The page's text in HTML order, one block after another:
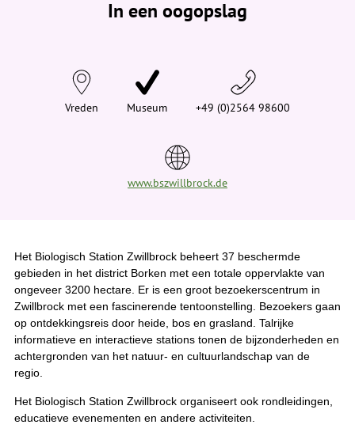
e
h
e
In een oogopslag
Vreden Museum +49 (0)2564 98600
www.bszwillbrock.de
Het Biologisch Station Zwillbrock beheert 37 beschermde
gebieden in het district Borken met een totale oppervlakte van
ongeveer 3200 hectare. Er is een groot bezoekerscentrum in
Zwillbrock met een fascinerende tentoonstelling. Bezoekers gaan
op ontdekkingsreis door heide, bos en grasland. Talrijke
informatieve en interactieve stations tonen de bijzonderheden en
achtergronden van het natuur- en cultuurlandschap van de
regio.
Het Biologisch Station Zwillbrock organiseert ook rondleidingen,
educatieve evenementen en andere activiteiten.